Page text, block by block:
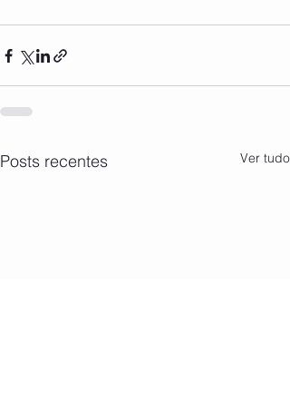
Posts recentes Ver tudo